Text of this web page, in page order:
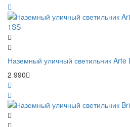
Наземный уличный светильник Arte
2 990